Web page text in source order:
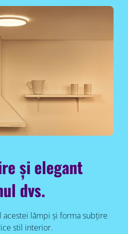
și elegant
dvs.
acestei lămpi și forma subțire
stil interior.